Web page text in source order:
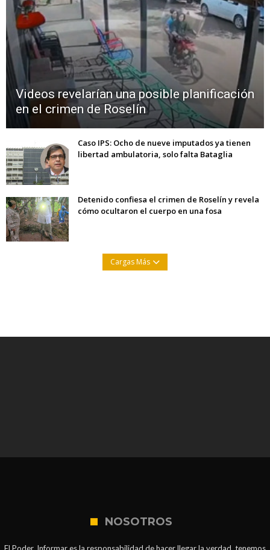
Videos revelarían una posible planificación
en el crimen de Roselín
Caso IPS: Ocho de nueve imputados ya tienen
libertad ambulatoria, solo falta Bataglia
Detenido confiesa el crimen de Roselín y revela
cómo ocultaron el cuerpo en una fosa
Cargas Más
NOSOTROS